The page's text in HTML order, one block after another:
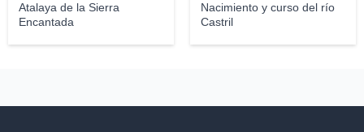
Atalaya de la Sierra
Encantada
Nacimiento y curso del río
Castril